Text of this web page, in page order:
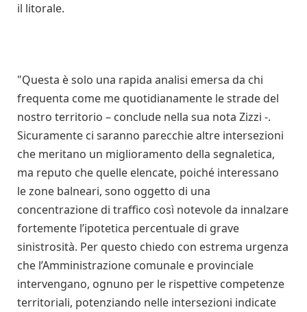
il litorale.
"Questa è solo una rapida analisi emersa da chi
frequenta come me quotidianamente le strade del
nostro territorio – conclude nella sua nota Zizzi -.
Sicuramente ci saranno parecchie altre intersezioni
che meritano un miglioramento della segnaletica,
ma reputo che quelle elencate, poiché interessano
le zone balneari, sono oggetto di una
concentrazione di traffico così notevole da innalzare
fortemente l’ipotetica percentuale di grave
sinistrosità. Per questo chiedo con estrema urgenza
che l’Amministrazione comunale e provinciale
intervengano, ognuno per le rispettive competenze
territoriali, potenziando nelle intersezioni indicate